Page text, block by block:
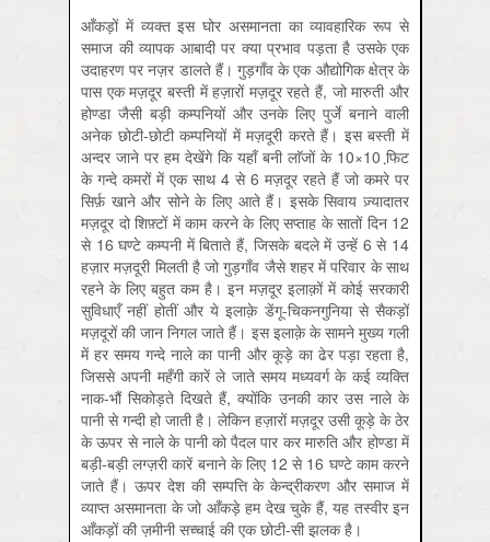
आँकड़ों में व्यक्त इस घोर असमानता का व्यावहारिक रूप से
समाज की व्यापक आबादी पर क्या प्रभाव पड़ता है उसके एक
उदाहरण पर नज़र डालते हैं। गुड़गाँव के एक औद्योगिक क्षेत्र के
पास एक मज़दूर बस्ती में हज़ारों मज़दूर रहते हैं, जो मारुती और
होण्डा जैसी बड़ी कम्पनियों और उनके लिए पुर्जे बनाने वाली
अनेक छोटी-छोटी कम्पनियों में मज़दूरी करते हैं। इस बस्ती में
अन्दर जाने पर हम देखेंगे कि यहाँ बनी लाॅजों के 10×10 फि़ट
के गन्दे कमरों में एक साथ 4 से 6 मज़दूर रहते हैं जो कमरे पर
सिर्फ़ खाने और सोने के लिए आते हैं। इसके सिवाय ज़्यादातर
मज़दूर दो शिफ़्टों में काम करने के लिए सप्ताह के सातों दिन 12
से 16 घण्टे कम्पनी में बिताते हैं, जिसके बदले में उन्हें 6 से 14
हज़ार मज़दूरी मिलती है जो गुड़गाँव जैसे शहर में परिवार के साथ
रहने के लिए बहुत कम है। इन मज़दूर इलाक़ों में कोई सरकारी
सुविधाएँ नहीं होतीं और ये इलाक़े डेंगू-चिकनगुनिया से सैकड़ों
मज़दूरों की जान निगल जाते हैं। इस इलाक़े के सामने मुख्य गली
में हर समय गन्दे नाले का पानी और कूड़े का ढेर पड़ा रहता है,
जिससे अपनी महँगी कारें ले जाते समय मध्यवर्ग के कई व्यक्ति
नाक-भौं सिकोड़ते दिखते हैं, क्योंकि उनकी कार उस नाले के
पानी से गन्दी हो जाती है। लेकिन हज़ारों मज़दूर उसी कूड़े के ठेर
के ऊपर से नाले के पानी को पैदल पार कर मारुति और होण्डा में
बड़ी-बड़ी लग्ज़री कारें बनाने के लिए 12 से 16 घण्टे काम करने
जाते हैं। ऊपर देश की सम्पत्ति के केन्द्रीकरण और समाज में
व्याप्त असमानता के जो आँकड़े हम देख चुके हैं, यह तस्वीर इन
आँकड़ों की ज़मीनी सच्चाई की एक छोटी-सी झलक है।